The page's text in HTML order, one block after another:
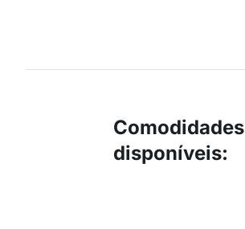
Comodidades
disponíveis: